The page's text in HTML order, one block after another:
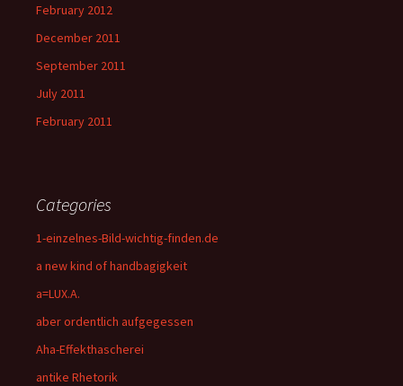
February 2012
December 2011
September 2011
July 2011
February 2011
Categories
1-einzelnes-Bild-wichtig-finden.de
a new kind of handbagigkeit
a=LUX.A.
aber ordentlich aufgegessen
Aha-Effekthascherei
antike Rhetorik